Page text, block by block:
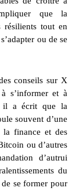
que la
résilients tout en
ou de se
conseils sur X
s’informer et à
il a écrit que la
souvent d’une
la finance et des
ou d’autres
d’autrui
du
se former pour